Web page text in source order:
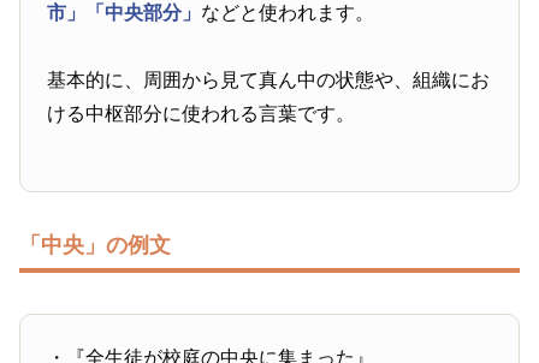
市」
「中央部分」 などと使われます。
基本的に、周囲から見て真ん中の状態や、組織にお
ける中枢部分に使われる言葉です。
「中央」の例文
・『全生徒が校庭の中央に集まった』